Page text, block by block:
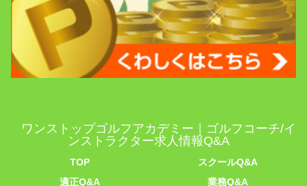
ワンストップゴルフアカデミー｜ゴルフコーチ/イ
ンストラクター求人情報Q&A
TOP
スクールQ&A
適正Q&A
業務Q&A